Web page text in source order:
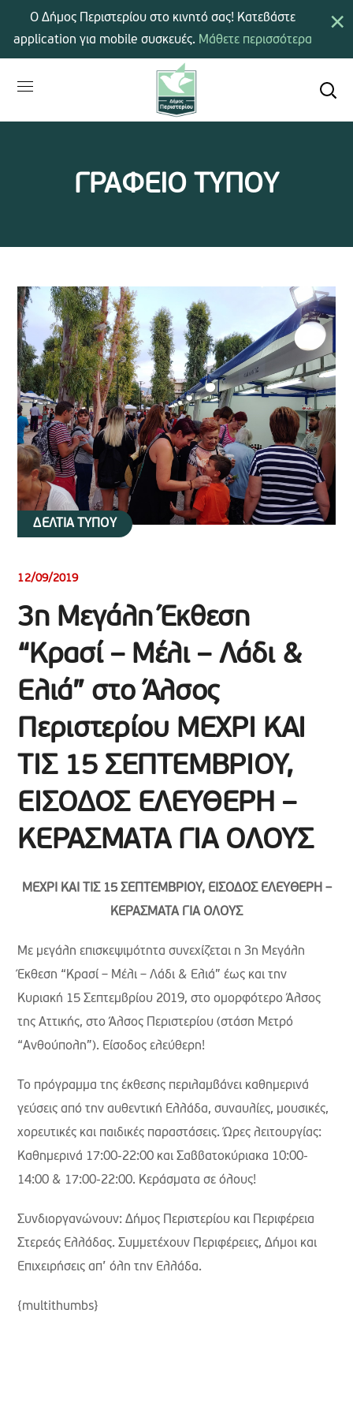
ΓΡΑΦΕΙΟ ΤΥΠΟΥ
ΔΕΛΤΙΑ ΤΥΠΟΥ
12/09/2019
3η Μεγάλη Έκθεση
“Κρασί – Μέλι – Λάδι &
Ελιά” στο Άλσος
Περιστερίου ΜΕΧΡΙ ΚΑΙ
ΤΙΣ 15 ΣΕΠΤΕΜΒΡΙΟΥ,
ΕΙΣΟΔΟΣ ΕΛΕΥΘΕΡΗ –
ΚΕΡΑΣΜΑΤΑ ΓΙΑ ΟΛΟΥΣ
ΜΕΧΡΙ ΚΑΙ ΤΙΣ 15 ΣΕΠΤΕΜΒΡΙΟΥ, ΕΙΣΟΔΟΣ ΕΛΕΥΘΕΡΗ –
ΚΕΡΑΣΜΑΤΑ ΓΙΑ ΟΛΟΥΣ
Με μεγάλη επισκεψιμότητα συνεχίζεται η 3η Μεγάλη
Έκθεση “Κρασί – Μέλι – Λάδι & Ελιά” έως και την
Κυριακή 15 Σεπτεμβρίου 2019, στο ομορφότερο Άλσος
της Αττικής, στο Άλσος Περιστερίου (στάση Μετρό
“Ανθούπολη”). Είσοδος ελεύθερη!
Το πρόγραμμα της έκθεσης περιλαμβάνει καθημερινά
γεύσεις από την αυθεντική Ελλάδα, συναυλίες, μουσικές,
χορευτικές και παιδικές παραστάσεις. Ώρες λειτουργίας:
Καθημερινά 17:00-22:00 και Σαββατοκύριακα 10:00-
14:00 & 17:00-22:00. Κεράσματα σε όλους!
Συνδιοργανώνουν: Δήμος Περιστερίου και Περιφέρεια
Στερεάς Ελλάδας. Συμμετέχουν Περιφέρειες, Δήμοι και
Επιχειρήσεις απ’ όλη την Ελλάδα.
{multithumbs}
×
Ο Δήμος Περιστερίου στο κινητό σας! Κατεβάστε
application για mobile συσκευές. Μάθετε περισσότερα